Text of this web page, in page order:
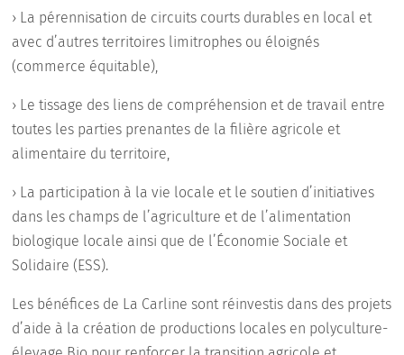
› La pérennisation de circuits courts durables en local et
avec d’autres territoires limitrophes ou éloignés
(commerce équitable),
› Le tissage des liens de compréhension et de travail entre
toutes les parties prenantes de la filière agricole et
alimentaire du territoire,
› La participation à la vie locale et le soutien d’initiatives
dans les champs de l’agriculture et de l’alimentation
biologique locale ainsi que de l’Économie Sociale et
Solidaire (ESS).
Les bénéfices de La Carline sont réinvestis dans des projets
d’aide à la création de productions locales en polyculture-